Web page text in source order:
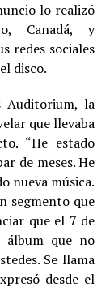
lo realizó
Canadá, y
redes sociales
disco.
Auditorium, la
que llevaba
“He estado
de meses. He
nueva música.
segmento que
que el 7 de
álbum que no
Se llama
desde el